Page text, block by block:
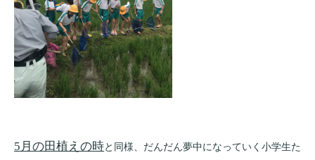
5月の田植えの時と同様、だんだん夢中になっていく小学生た